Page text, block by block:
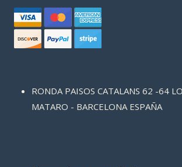
RONDA PAISOS CATALANS 62 -64
MATARO - BARCELONA ESPAÑA